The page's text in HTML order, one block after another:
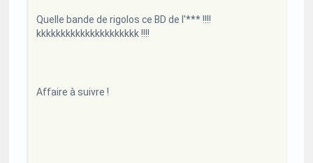
Quelle bande de rigolos ce BD de l'*** !!!!
kkkkkkkkkkkkkkkkkkkkk !!!!
Affaire à suivre !